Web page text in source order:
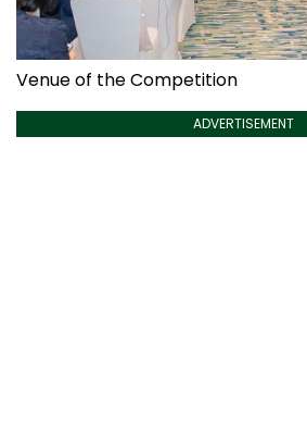
Venue of the Competition
ADVERTISEMENT